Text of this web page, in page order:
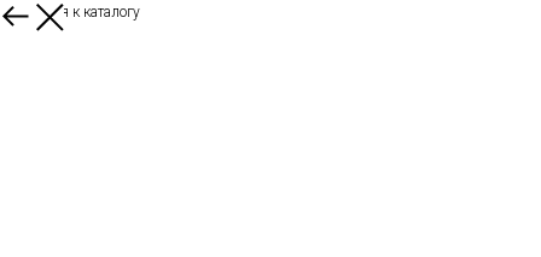
Вернуться к каталогу